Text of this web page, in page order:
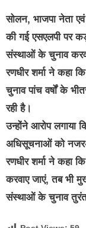
सोलन, भाजपा नेता
की गई एसएलपी पर
संस्थाओं के चुनाव
रणधीर शर्मा ने कहा
चुनाव पांच वर्षों के
रही है।
उन्होंने आरोप लगाया
अधिसूचनाओं को
रणधीर शर्मा ने कहा
करवाए जाएं, तब भी
संस्थाओं के चुनाव तुरंत